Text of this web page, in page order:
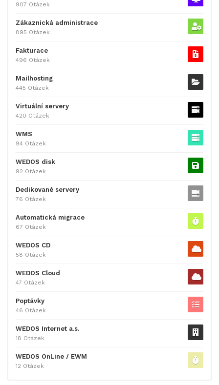
907 Otázek
Zákaznická administrace
895 Otázek
Fakturace
496 Otázek
Mailhosting
445 Otázek
Virtuální servery
420 Otázek
WMS
94 Otázek
WEDOS disk
92 Otázek
Dedikované servery
76 Otázek
Automatická migrace
67 Otázek
WEDOS CD
58 Otázek
WEDOS Cloud
47 Otázek
Poptávky
46 Otázek
WEDOS Internet a.s.
18 Otázek
WEDOS OnLine / EWM
12 Otázek